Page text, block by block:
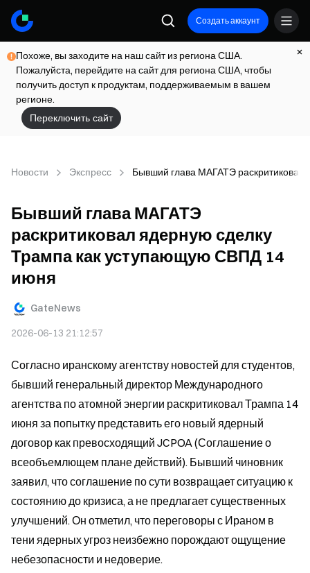
Создать аккаунт
Похоже, вы заходите на наш сайт из региона США.
Пожалуйста, перейдите на сайт для региона США, чтобы
получить доступ к продуктам, поддерживаемым в вашем
регионе.
Переключить сайт
Новости Экспресс Бывший глава МАГАТЭ
Бывший глава МАГАТЭ
раскритиковал ядерную сделку
Трампа как уступающую СВПД 14
июня
GateNews
2026-06-13 21:12:57
Согласно иранскому агентству новостей для студентов,
бывший генеральный директор Международного
агентства по атомной энергии раскритиковал Трампа 14
июня за попытку представить его новый ядерный
договор как превосходящий JCPOA (Соглашение о
всеобъемлющем плане действий). Бывший чиновник
заявил, что соглашение по сути возвращает ситуацию к
состоянию до кризиса, а не предлагает существенных
улучшений. Он отметил, что переговоры с Ираном в
тени ядерных угроз неизбежно порождают ощущение
небезопасности и недоверие.